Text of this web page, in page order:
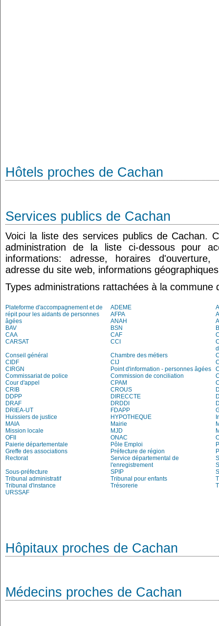
Hôtels proches de Cachan
Services publics de Cachan
Voici la liste des services publics de Cachan.
administration de la liste ci-dessous pour
informations: adresse, horaires
adresse du site web, informations
Types administrations rattachées à la commune
Plateforme d'accompagnement et de
répit pour les aidants de personnes
âgées
ADEME
AFPA
ANAH
BAV
BSN
CAA
CAF
CARSAT
CCI
Conseil général
Chambre des métiers
CIDF
CIJ
CIRGN
Point d'information - personnes âgées
Commissariat de police
Commission de conciliation
Cour d'appel
CPAM
CRIB
CROUS
DDPP
DIRECCTE
DRAF
DRDDI
DRIEA-UT
FDAPP
Huissiers de justice
HYPOTHEQUE
MAIA
Mairie
Mission locale
MJD
OFII
ONAC
Paierie départementale
Pôle Emploi
Greffe des associations
Préfecture de région
Rectorat
Service départemental de
l'enregistrement
Sous-préfecture
SPIP
Tribunal administratif
Tribunal pour enfants
Tribunal d'instance
Trésorerie
URSSAF
Hôpitaux proches de Cachan
Médecins proches de Cachan